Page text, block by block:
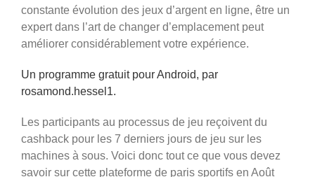
constante évolution des jeux d’argent en ligne, être un
expert dans l’art de changer d’emplacement peut
améliorer considérablement votre expérience.
Un programme gratuit pour Android, par
rosamond.hessel1.
Les participants au processus de jeu reçoivent du
cashback pour les 7 derniers jours de jeu sur les
machines à sous. Voici donc tout ce que vous devez
savoir sur cette plateforme de paris sportifs en Août